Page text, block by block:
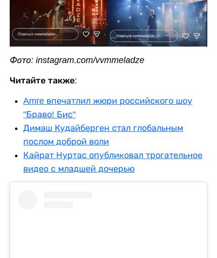
Фото: instagram.com/vvmmeladze
Читайте также:
Amre впечатлил жюри российского шоу
"Браво! Бис"
Димаш Кудайберген стал глобальным
послом доброй воли
Кайрат Нуртас опубликовал трогательное
видео с младшей дочерью